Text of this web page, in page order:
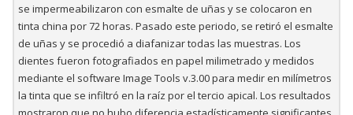
se impermeabilizaron con esmalte de uñas y se colocaron en
tinta china por 72 horas. Pasado este periodo, se retiró el esmalte
de uñas y se procedió a diafanizar todas las muestras. Los
dientes fueron fotografiados en papel milimetrado y medidos
mediante el software Image Tools v.3.00 para medir en milímetros
la tinta que se infiltró en la raíz por el tercio apical. Los resultados